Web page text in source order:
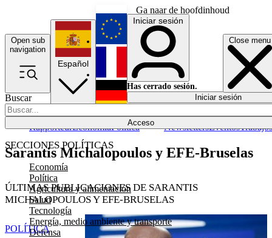
Ga naar de hoofdinhoud
Open sub
navigation
Close menu
Buscar
Acceso
SECCIONES POLÍTICAS
Economía
Política
Agricultura y alimentación
Salud
Tecnología
Energía, medio ambiente y transporte
Defensa
RapporteurEconomíaPolítica NewslettersEventosTrabajos
Español
English
Français
Iniciar sesión
Has cerrado sesión.
Iniciar sesión
Sarantis Michalopoulos y EFE-Bruselas
ÚLTIMAS PUBLICACIONES DE SARANTIS
MICHALOPOULOS Y EFE-BRUSELAS
POLÍTICA